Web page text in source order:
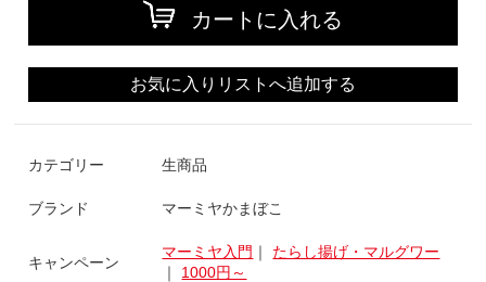
カートに入れる
お気に入りリストへ追加する
カテゴリー 生商品
ブランド マーミヤかまぼこ
キャンペーン
マーミヤ入門 ｜ たらし揚げ・マルグワー
｜ 1000円～